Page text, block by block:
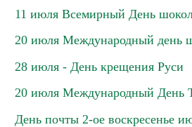
11 июля Всемирный День
20 июля Международный день
28 июля - День крещения Руси
20 июля Международный День
День почты 2-ое воскресенье